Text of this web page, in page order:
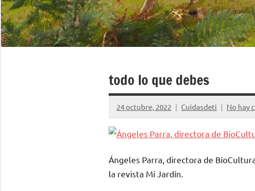
todo lo que debes
24 octubre, 2022 Cuidasdeti No hay
Ángeles Parra, directora de
la revista Mi Jardín.